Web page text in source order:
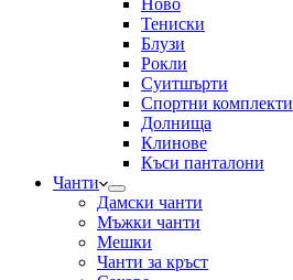
Ново
Тениски
Блузи
Рокли
Суитшърти
Спортни комплекти
Долнища
Клинове
Къси панталони
Чанти
Дамски чанти
Мъжки чанти
Мешки
Чанти за кръст